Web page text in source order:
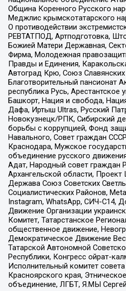
Община Коренного Русского
Меджлис крымскотатарского
О противодействии
РЕВТАТПОД, Артподготовка,
Божией Матери Державная,
Фирма, Молодежная
Правды и Единения,
Автоград Крю, Союз
Благотворительный пансионат
республика Русь, Арестантское
Башкорт, Нация и свобода,
Дафа, Иртыш Ultras, Русский
Новокузнецк/РПК, Сибирский
борьбы с коррупцией, Фонд
Навального, Совет граждан
Краснодара, Мужское
объединение русского
Адат, Народный совет граждан
Архангельской области,
Держава Союз Советских
Социалистических Районов,
Instagram, WhatsApp, СИЧ-С14,
Движение Организации
Комитет, Татарстанское
общественное движение,
Демократическое Движение
Татарской Автономной
Республики, Конгресс ойрат-
Исполнительный комитет
Красноярского края,
объединение, ЛГБТ, Я.МЫ